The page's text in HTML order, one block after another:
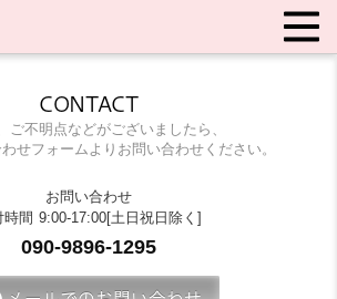
CONTACT
ご不明点などがございましたら、
せフォームよりお問い合わせください。
お問い合わせ
時間 9:00-17:00[土日祝日除く]
090-9896-1295